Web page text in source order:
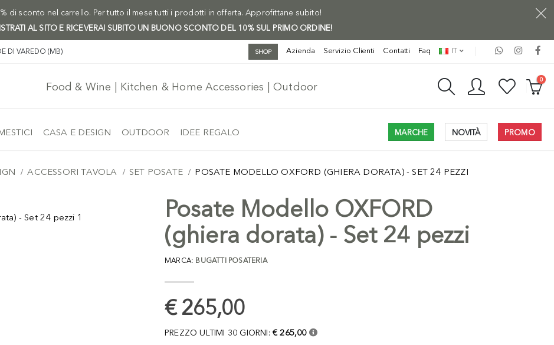
di sconto nel carrello. Per tutto il mese tutti i prodotti in offerta. Approfittane subito!
AL SITO E RICEVERAI SUBITO UN BUONO SCONTO DEL 10% SUL PRIMO ORDINE!
DI VAREDO (MB) SHOP Azienda Servizio Clienti Contatti Faq IT
Food & Wine | Kitchen & Home Accessories | Outdoor
0
CASA E DESIGN OUTDOOR IDEE REGALO MARCHE NOVITÀ PROMO
ACCESSORI TAVOLA SET POSATE POSATE MODELLO OXFORD (GHIERA DORATA) - SET 24 PEZZI
Posate Modello OXFORD
(ghiera dorata) - Set 24 pezzi
MARCA: BUGATTI POSATERIA
€ 265,00
PREZZO ULTIMI 30 GIORNI: € 265,00